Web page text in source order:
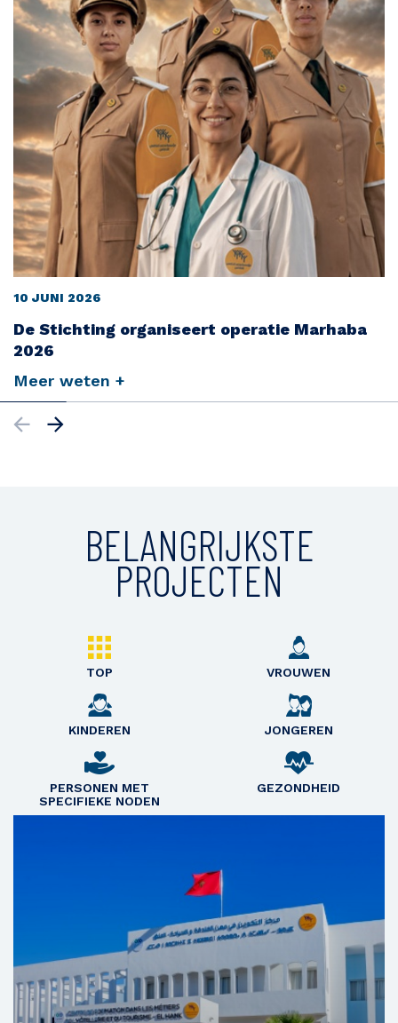
10 JUNI 2026
De Stichting organiseert operatie Marhaba
2026
Meer weten +
BELANGRIJKSTE
PROJECTEN
TOP VROUWEN
KINDEREN JONGEREN
PERSONEN MET
SPECIFIEKE NODEN
GEZONDHEID